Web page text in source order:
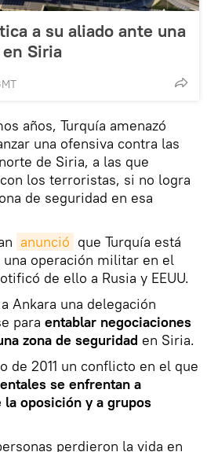
a su aliado ante una
Siria
años, Turquía amenazó
una ofensiva contra las
de Siria, a las que
los terroristas, si no logra
de seguridad en esa
anunció que Turquía está
una operación militar en el
de ello a Rusia y EEUU.
Ankara una delegación
para entablar negociaciones
zona de seguridad en Siria.
de 2011 un conflicto en el que
se enfrentan a
oposición y a grupos
perdieron la vida en